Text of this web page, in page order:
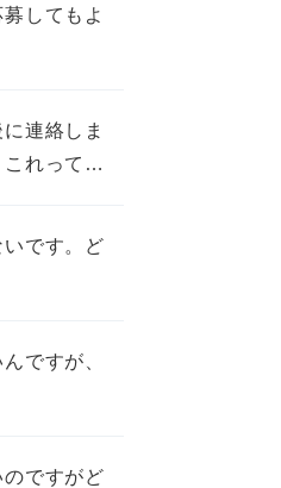
してもよ
連絡しま
れって不
です。ど
ですが、
ですがど